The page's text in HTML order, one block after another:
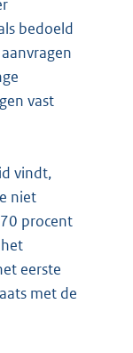
bedoeld
vast
vindt,
niet
procent
eerste
met de